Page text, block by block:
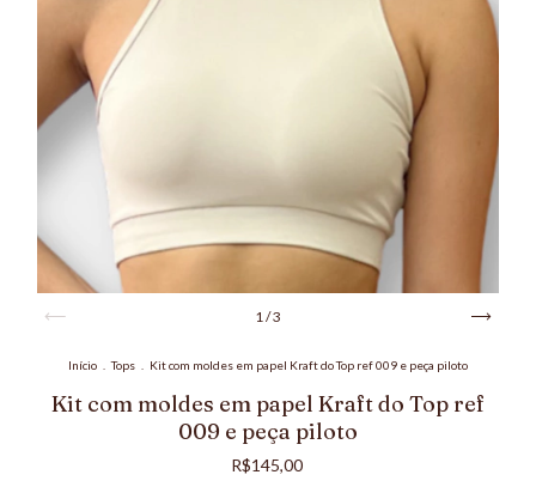
1 /3
Início . Tops . Kit com moldes em papel Kraft do Top ref 009 e peça piloto
Kit com moldes em papel Kraft do Top ref
009 e peça piloto
R$145,00